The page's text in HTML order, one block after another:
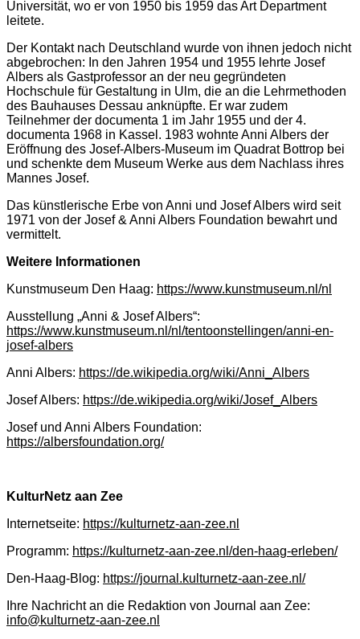
Universität, wo er von 1950 bis 1959 das Art Department
leitete.
Der Kontakt nach Deutschland wurde von ihnen jedoch nicht
abgebrochen: In den Jahren 1954 und 1955 lehrte Josef
Albers als Gastprofessor an der neu gegründeten
Hochschule für Gestaltung in Ulm, die an die Lehrmethoden
des Bauhauses Dessau anknüpfte. Er war zudem
Teilnehmer der documenta 1 im Jahr 1955 und der 4.
documenta 1968 in Kassel. 1983 wohnte Anni Albers der
Eröffnung des Josef-Albers-Museum im Quadrat Bottrop bei
und schenkte dem Museum Werke aus dem Nachlass ihres
Mannes Josef.
Das künstlerische Erbe von Anni und Josef Albers wird seit
1971 von der Josef & Anni Albers Foundation bewahrt und
vermittelt.
Weitere Informationen
Kunstmuseum Den Haag: https://www.kunstmuseum.nl/nl
Ausstellung „Anni & Josef Albers“:
https://www.kunstmuseum.nl/nl/tentoonstellingen/anni-en-
josef-albers
Anni Albers: https://de.wikipedia.org/wiki/Anni_Albers
Josef Albers: https://de.wikipedia.org/wiki/Josef_Albers
Josef und Anni Albers Foundation:
https://albersfoundation.org/
KulturNetz aan Zee
Internetseite: https://kulturnetz-aan-zee.nl
Programm: https://kulturnetz-aan-zee.nl/den-haag-erleben/
Den-Haag-Blog: https://journal.kulturnetz-aan-zee.nl/
Ihre Nachricht an die Redaktion von Journal aan Zee:
info@kulturnetz-aan-zee.nl